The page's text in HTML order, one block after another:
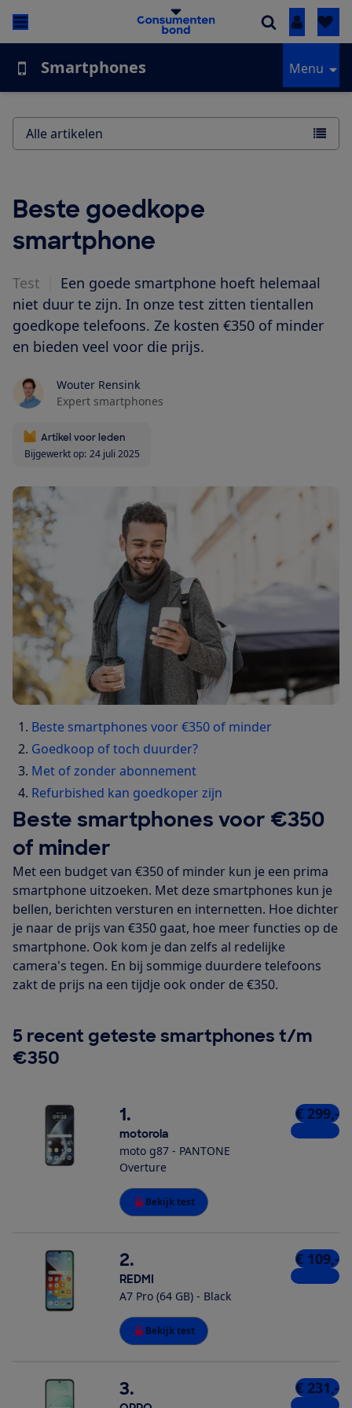
Inloggen
Smartphones Menu
Beste goedkope
smartphone
Test
Een goede smartphone hoeft helemaal
niet duur te zijn. In onze test zitten tientallen
goedkope telefoons. Ze kosten €350 of minder
en bieden veel voor die prijs.
Wouter Rensink
Expert smartphones
Artikel voor leden
Bijgewerkt op: 24 juli 2025
Beste smartphones voor €350 of minder
Goedkoop of toch duurder?
Met of zonder abonnement
Refurbished kan goedkoper zijn
Beste smartphones voor €350
of minder
Met een budget van €350 of minder kun je een prima
smartphone uitzoeken. Met deze smartphones kun je
bellen, berichten versturen en internetten. Hoe dichter
je naar de prijs van €350 gaat, hoe meer functies op de
smartphone. Ook kom je dan zelfs al redelijke
camera's tegen. En bij sommige duurdere telefoons
zakt de prijs na een tijdje ook onder de €350.
5 recent geteste smartphones t/m
€350
1.
motorola
moto g87 - PANTONE
Overture
Bekijk test
€ 299,-
2 winkels
2.
REDMI
A7 Pro (64 GB) - Black
Bekijk test
€ 109,-
3 winkels
3. € 231,-
2 winkels
Alle artikelen